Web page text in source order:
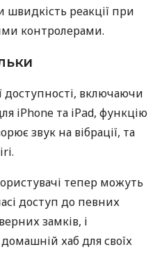
швидкість реакції при
контролерами.
доступності, включаючи
iPhone та iPad, функцію
звук на вібрації, та
тепер можуть
доступ до певних
замків, і
хаб для своїх